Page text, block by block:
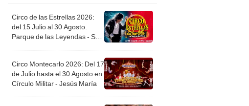
Circo de las Estrellas 2026:
del 15 Julio al 30 Agosto.
Parque de las Leyendas - San
Circo Montecarlo 2026: Del 17
de Julio hasta el 30 Agosto en
Círculo Militar - Jesús María